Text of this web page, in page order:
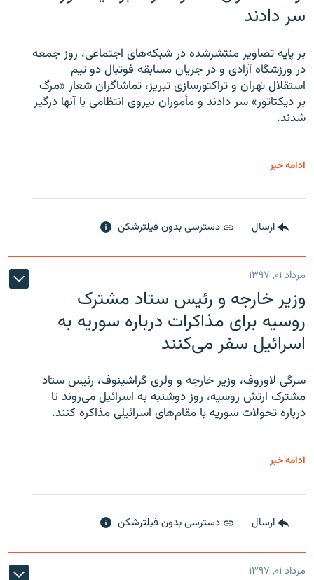
سر دادند
بر پایه تصاویر منتشرشده در شبکه‌های اجتماعی، روز جمعه
در ورزشگاه آزادی و در جریان مسابقه فوتبال دو تیم
استقلال تهران و تراکتورسازی تبریز، تماشاگران شعار «مرگ
بر دیکتاتور» سر دادند و مأموران نیروی انتظامی با آنها درگیر
شدند.
ادامه خبر
ارسال دسترسی بدون فیلترشکن
مرداد ۰۱, ۱۳۹۷
وزیر خارجه و رئیس‌ ستاد مشترک
روسیه برای مذاکرات درباره سوریه به
اسرائیل سفر می‌کنند
سرگی لاوروف، وزیر خارجه و ولری گراشینوف، رئیس ستاد
مشترک ارتش روسیه، روز دوشنبه به اسرائیل می‌روند تا
درباره تحولات سوریه با مقام‌های اسرائیلی مذاکره کنند.
ادامه خبر
ارسال دسترسی بدون فیلترشکن
مرداد ۰۱, ۱۳۹۷